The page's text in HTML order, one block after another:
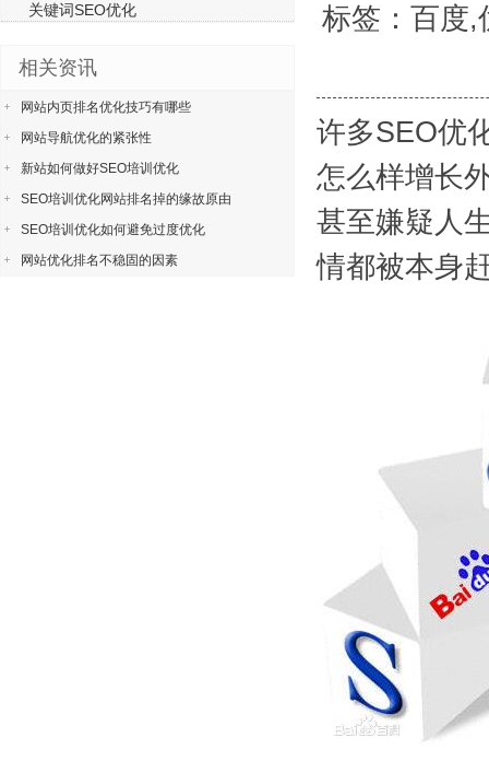
标签：百度,
许多SEO优
怎么样增长
甚至嫌疑人
情都被本身
关键词SEO优化
相关资讯
网站内页排名优化技巧有哪些
网站导航优化的紧张性
新站如何做好SEO培训优化
SEO培训优化网站排名掉的缘故原由
SEO培训优化如何避免过度优化
网站优化排名不稳固的因素